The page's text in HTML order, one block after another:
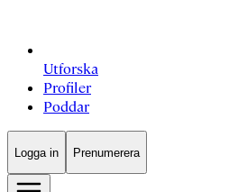
Utforska
Profiler
Poddar
Logga in Prenumerera